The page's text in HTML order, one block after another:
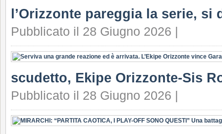
l’Orizzonte pareggia la serie,
Pubblicato il 28 Giugno 2026 |
scudetto, Ekipe Orizzonte-Sis
Pubblicato il 28 Giugno 2026 |